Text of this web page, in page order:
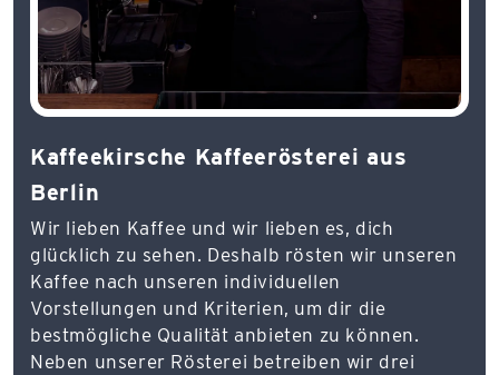
Kaffeekirsche Kaffeerösterei aus
Berlin
Wir lieben Kaffee und wir lieben es, dich
glücklich zu sehen. Deshalb rösten wir unseren
Kaffee nach unseren individuellen
Vorstellungen und Kriterien, um dir die
bestmögliche Qualität anbieten zu können.
Neben unserer Rösterei betreiben wir drei